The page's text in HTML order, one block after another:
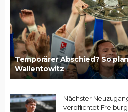
Temporärer Abschied? So
Wallentowitz
Nächster
verpflichtet